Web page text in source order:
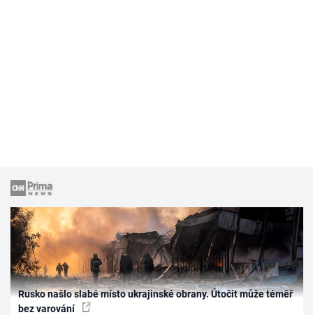
Rusko našlo slabé místo ukrajinské obrany. Útočit může téměř
bez varování